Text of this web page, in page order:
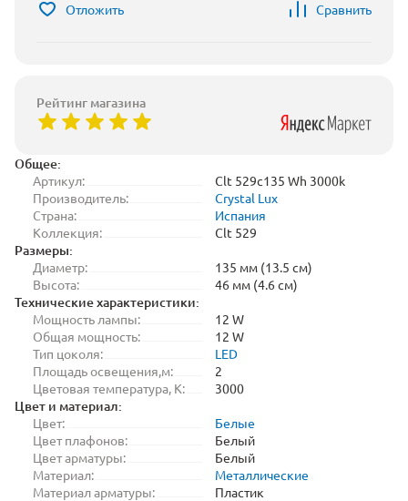
Общее:
Артикул:
Clt 529c135 Wh 3000k
Производитель:
Crystal Lux
Страна:
Испания
Коллекция:
Clt 529
Размеры:
Диаметр:
135 мм (13.5 см)
Высота:
46 мм (4.6 см)
Технические характеристики:
Мощность лампы:
12 W
Общая мощность:
12 W
Тип цоколя:
LED
Площадь освещения,м:
2
Цветовая температура, K:
3000
Цвет и материал:
Цвет:
Белые
Цвет плафонов:
Белый
Цвет арматуры:
Белый
Материал:
Металлические
Материал арматуры:
Пластик
Отложить Сравнить
Рейтинг магазина